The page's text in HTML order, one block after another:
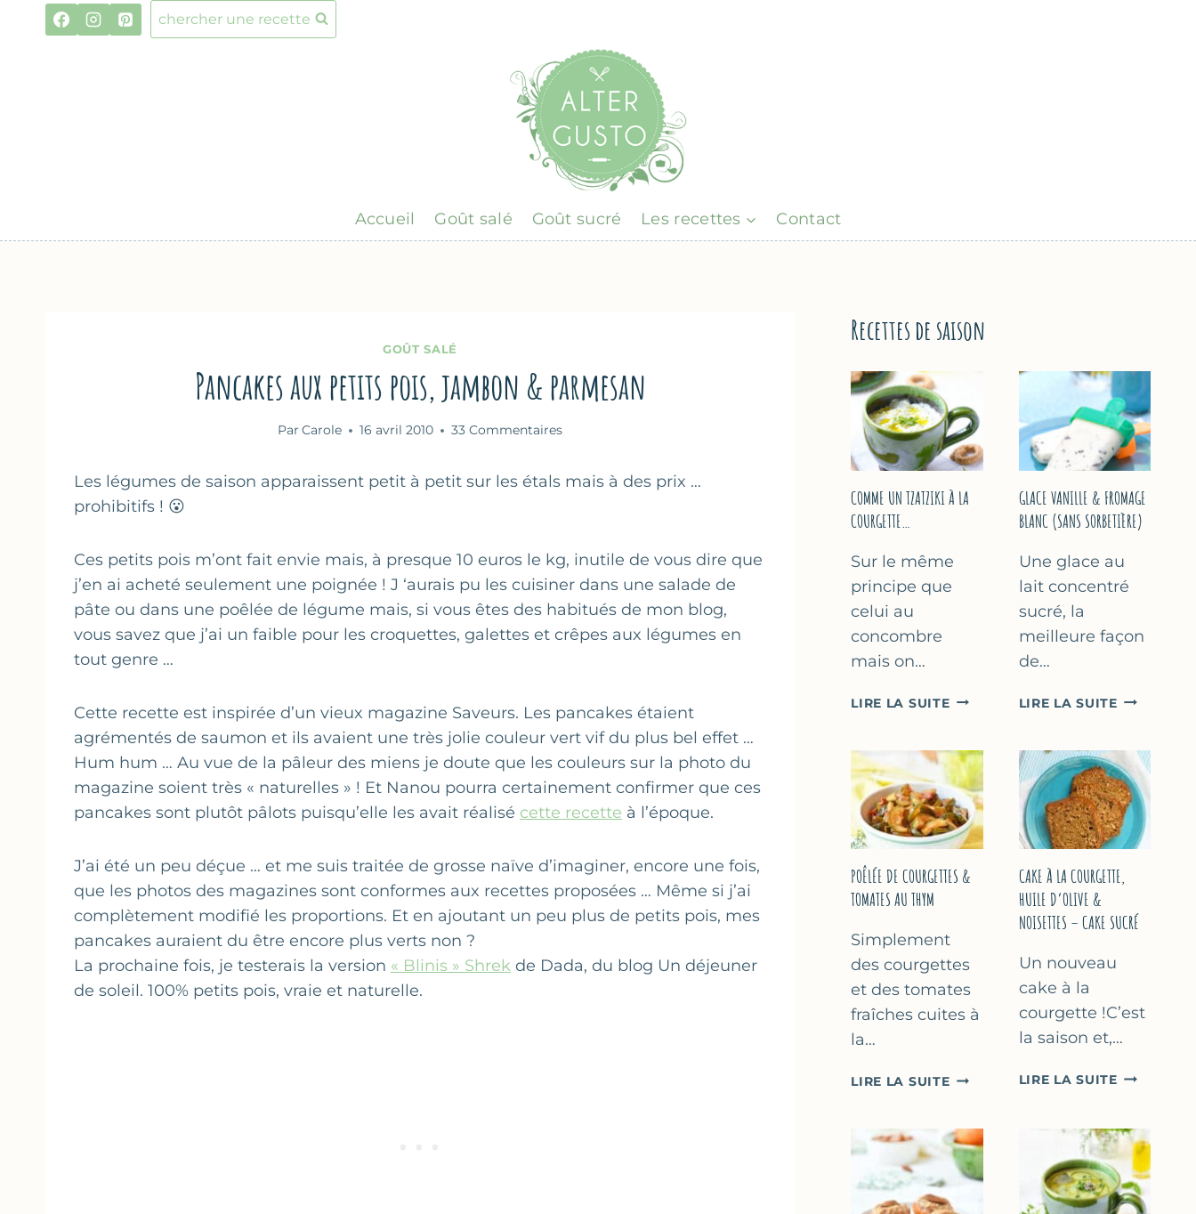
chercher une recette
Accueil Goût salé Goût sucré Les recettes Contact
GOÛT SALÉ
Pancakes aux petits pois, jambon & parmesan
Par Carole 16 avril 2010 33 Commentaires
Les légumes de saison apparaissent petit à petit sur les étals mais à des prix …
prohibitifs ! 😮
Ces petits pois m’ont fait envie mais, à presque 10 euros le kg, inutile de vous dire que
j’en ai acheté seulement une poignée ! J ‘aurais pu les cuisiner dans une salade de
pâte ou dans une poêlée de légume mais, si vous êtes des habitués de mon blog,
vous savez que j’ai un faible pour les croquettes, galettes et crêpes aux légumes en
tout genre …
Cette recette est inspirée d’un vieux magazine Saveurs. Les pancakes étaient
agrémentés de saumon et ils avaient une très jolie couleur vert vif du plus bel effet …
Hum hum … Au vue de la pâleur des miens je doute que les couleurs sur la photo du
magazine soient très « naturelles » ! Et Nanou pourra certainement confirmer que ces
pancakes sont plutôt pâlots puisqu’elle les avait réalisé cette recette à l’époque.
J’ai été un peu déçue … et me suis traitée de grosse naïve d’imaginer, encore une fois,
que les photos des magazines sont conformes aux recettes proposées … Même si j’ai
complètement modifié les proportions. Et en ajoutant un peu plus de petits pois, mes
pancakes auraient du être encore plus verts non ?
La prochaine fois, je testerais la version « Blinis » Shrek de Dada, du blog Un déjeuner
de soleil. 100% petits pois, vraie et naturelle.
Recettes de saison
COMME UN TZATZIKI À LA
COURGETTE…
Sur le même
principe que
celui au
concombre
mais on…
LIRE LA SUITECOMME
À
LA
COURGETTE…
GLACE VANILLE & FROMAGE
BLANC (SANS SORBETIÈRE)
Une glace au
lait concentré
sucré, la
meilleure façon
de…
LIRE LA SUITEGLACE
FROMAGE
BLANC
(SANS
POÊLÉE DE COURGETTES &
TOMATES AU THYM
Simplement
des courgettes
et des tomates
fraîches cuites à
la…
LIRE LA SUITEPOÊLÉE
&
TOMATES
AU
THYM
CAKE À LA COURGETTE,
HUILE D’OLIVE &
NOISETTES – CAKE SUCRÉ
Un nouveau
cake à la
courgette !C’est
la saison et,…
LIRE LA SUITECAKE
HUILE
D’OLIVE
&